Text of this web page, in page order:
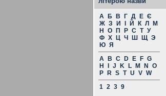
А Б В Г Д Е Є
Ж З И Й К Л
М
Н
О П Р С Т У
Ф Х Ц Ч Ш Щ Э
Ю Я
A
B C D E F G
H
J K L M N
O
P
R S T U V W
1 2 3 9